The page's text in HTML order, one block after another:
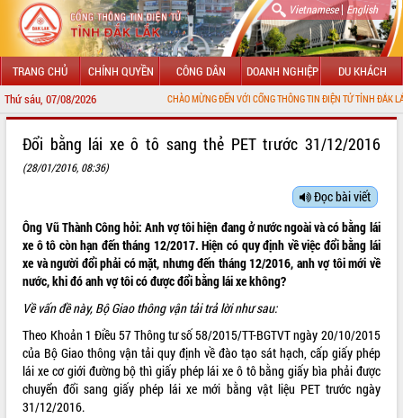
Vietnamese| English
TRANG CHỦ CHÍNH QUYỀN CÔNG DÂN DOANH NGHIỆP DU KHÁCH
Thứ sáu, 07/08/2026 CHÀO MỪNG ĐẾN VỚI CỔNG THÔNG TIN ĐIỆN TỬ TỈNH ĐẮK LẮK
LÃNH ĐẠO UBND TỈNH
SỞ, BAN, NGÀNH
UBND CÁC XÃ, PHƯỜNG
THÔNG TIN CHỈ ĐẠO ĐIỀU HÀNH
HỆ THỐNG VĂN BẢN
VĂN BẢN HĐND TỈNH
Đổi bằng lái xe ô tô sang thẻ PET trước 31/12/2016
(28/01/2016, 08:36)
Đọc bài viết
Ông Vũ Thành Công hỏi: Anh vợ tôi hiện đang ở nước ngoài và có bằng lái
xe ô tô còn hạn đến tháng 12/2017. Hiện có quy định về việc đổi bằng lái
xe và người đổi phải có mặt, nhưng đến tháng 12/2016, anh vợ tôi mới về
nước, khi đó anh vợ tôi có được đổi bằng lái xe không?
Về vấn đề này, Bộ Giao thông vận tải trả lời như sau:
Theo Khoản 1 Điều 57 Thông tư số58/2015/TT-BGTVTngày 20/10/2015
của Bộ Giao thông vận tải quy định về đào tạo sát hạch, cấp giấy phép
lái xe cơ giới đường bộ thì giấy phép lái xe ô tô bằng giấy bìa phải được
chuyển đổi sang giấy phép lái xe mới bằng vật liệu PET trước ngày
31/12/2016.